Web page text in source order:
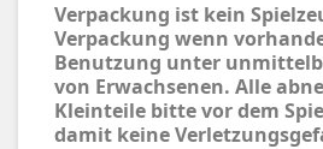
Verpackung ist kein
Verpackung wenn
Benutzung unter
von Erwachsenen. Alle
Kleinteile bitte vor dem
damit keine